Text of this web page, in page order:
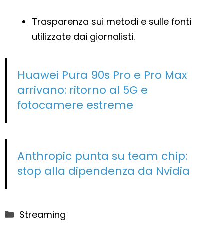
Trasparenza sui metodi e sulle fonti
utilizzate dai giornalisti.
Huawei Pura 90s Pro e Pro Max
arrivano: ritorno al 5G e
fotocamere estreme
Anthropic punta su team chip:
stop alla dipendenza da Nvidia
Categorie
Streaming